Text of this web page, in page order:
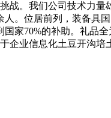
战。我们公司技术力
。位居前列，装备具
家70%的补助。礼品
业信息化土豆开沟培